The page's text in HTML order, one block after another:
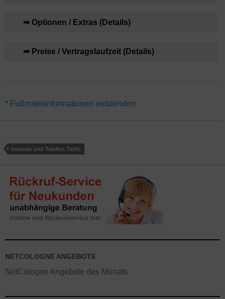
➥ Optionen / Extras (Details)
➥ Preise / Vertragslaufzeit (Details)
*Für alle Angebote NetCologne Internet und Telefon Tarife mit
Doppel-Flat Angebote auch ohne Mindestvertragslaufzeit (jederzeit
kündbar) – hier gelten abweichende Angebote.
nicht in Shops.
* Fußnoteninformationen einblenden
Internet und Telefon Tarife
NETCOLOGNE ANGEBOTE
NetCologne Angebote des Monats